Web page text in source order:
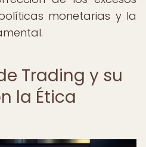
monetarias y la
Trading y su
la Ética